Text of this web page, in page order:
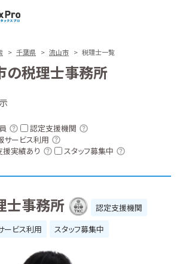
千葉県 流山市 税理士一覧
の税理士事務所
認定支援機関
サービス利用
実績あり
スタッフ募集中
士事務所
認定支援機関
ービス利用
スタッフ募集中